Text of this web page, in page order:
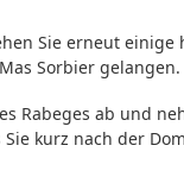
Sie erneut
Sorbier
Rabeges ab und
kurz nach der